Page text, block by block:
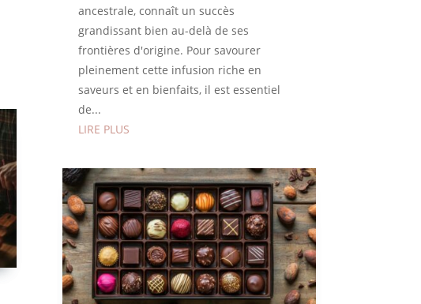
ancestrale, connaît un succès
grandissant bien au-delà de ses
frontières d'origine. Pour savourer
pleinement cette infusion riche en
saveurs et en bienfaits, il est essentiel
de...
LIRE PLUS